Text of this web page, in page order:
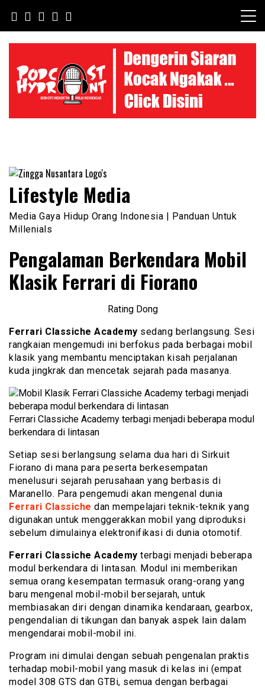
content
Lifestyle Media
Media Gaya Hidup Orang Indonesia | Panduan Untuk
Millenials
Pengalaman Berkendara Mobil
Klasik Ferrari di Fiorano
Rating Dong
Ferrari Classiche Academy sedang berlangsung. Sesi
rangkaian mengemudi ini berfokus pada berbagai mobil
klasik yang membantu menciptakan kisah perjalanan
kuda jingkrak dan mencetak sejarah pada masanya.
Ferrari Classiche Academy terbagi menjadi beberapa modul
berkendara di lintasan
Setiap sesi berlangsung selama dua hari di Sirkuit
Fiorano di mana para peserta berkesempatan
menelusuri sejarah perusahaan yang berbasis di
Maranello. Para pengemudi akan mengenal dunia
Ferrari Classiche dan mempelajari teknik-teknik yang
digunakan untuk menggerakkan mobil yang diproduksi
sebelum dimulainya elektronifikasi di dunia otomotif.
Ferrari Classiche Academy terbagi menjadi beberapa
modul berkendara di lintasan. Modul ini memberikan
semua orang kesempatan termasuk orang-orang yang
baru mengenal mobil-mobil bersejarah, untuk
membiasakan diri dengan dinamika kendaraan, gearbox,
pengendalian di tikungan dan banyak aspek lain dalam
mengendarai mobil-mobil ini.
Program ini dimulai dengan sebuah pengenalan praktis
terhadap mobil-mobil yang masuk di kelas ini (empat
model 308 GTS dan GTBi, semua dengan berbagai